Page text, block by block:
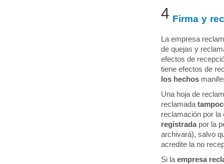
4 Firma y
La empresa
de quejas y
efectos de
tiene efectos de
los hechos
Una hoja de
reclamada
reclamación por
registradapor la
archivará), salvo
acredite la no
Si laempresa